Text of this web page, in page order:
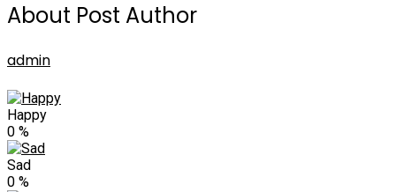
About Post Author
admin
Happy
0 %
Sad
0 %